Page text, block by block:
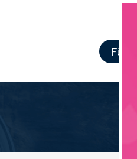
Für